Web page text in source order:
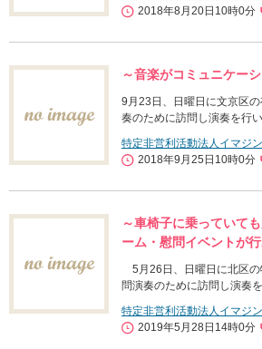
2018年8月20日10時0分
～音楽がコミュニケー
9月23日、日曜日に文京区
奏のために訪問し演奏を行
特定非営利活動法人イマジン
2018年9月25日10時0分
～車椅子に乗っていて
ーム・慰問イベントが
5月26日、日曜日に北区の
問演奏のために訪問し演奏
特定非営利活動法人イマジン
2019年5月28日14時0分